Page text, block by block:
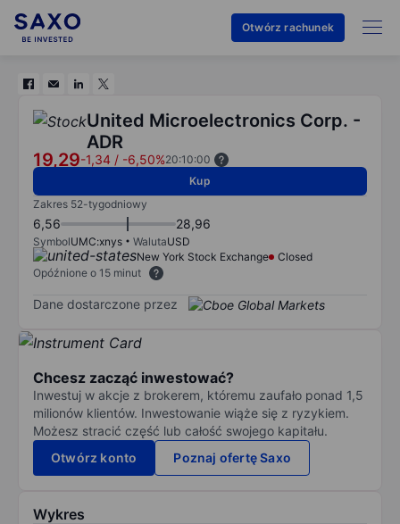
Otwórz rachunek
United Microelectronics Corp. -
ADR
19,29-1,34 / -6,50%20:10:00
Kup
Zakres 52-tygodniowy
6,56 28,96
SymbolUMC:xnys WalutaUSD
New York Stock Exchange
Closed
Opóźnione o 15 minut
Dane dostarczone przez
Chcesz zacząć inwestować?
Inwestuj w akcje z brokerem, któremu zaufało ponad 1,5
milionów klientów. Inwestowanie wiąże się z ryzykiem.
Możesz stracić część lub całość swojego kapitału.
Otwórz konto
Poznaj ofertę Saxo
Wykres